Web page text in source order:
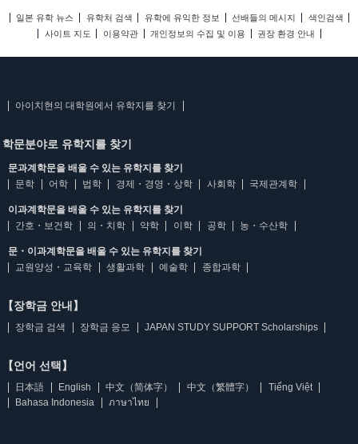
일본 유학 뉴스 유학처 검색 유학에 유익한 정보 선배들의 메시지
색인검색
사이트 지도
이용약관 개인정보의 수집 및 이용 권장 환경 안내
아이치현의 대학원에서 유학지를 찾기
학문분야로 유학지를 찾기
문과계학문을 배울 수 있는 유학지를 찾기
문학
어학 법학 경제・경영・상학 사회학 국제관계학
이과계학문을 배울 수 있는 유학지를 찾기
간호・보건학
의・치학 약학 이학 공학 농・수산학
문・이과계학문을 배울 수 있는 유학지를 찾기
교원양성・교육학
생활과학 예술학 종합과학
【장학금 안내】
장학금 검색 장학금 응모 JAPAN STUDY SUPPORT Scholarships
【언어 선택】
日本語 English 中文（简体字） 中文（繁體字）
Tiếng Việt
Bahasa Indonesia
ภาษาไทย